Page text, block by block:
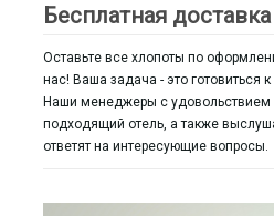
Бесплатная доставка
Оставьте все хлопоты по
нас! Ваша задача - это готовиться
Наши менеджеры с удовольствием
подходящий отель, а также
ответят на интересующие вопросы.